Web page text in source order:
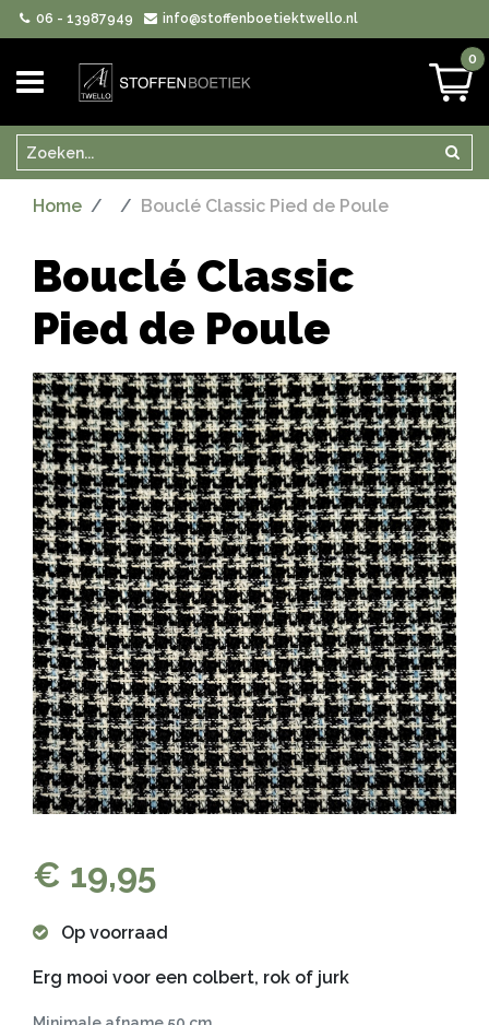
06 - 13987949 info@stoffenboetiektwello.nl
0
Zoeken
Home Bouclé Classic Pied de Poule
Bouclé Classic
Pied de Poule
€ 19,95
Op voorraad
Erg mooi voor een colbert, rok of jurk